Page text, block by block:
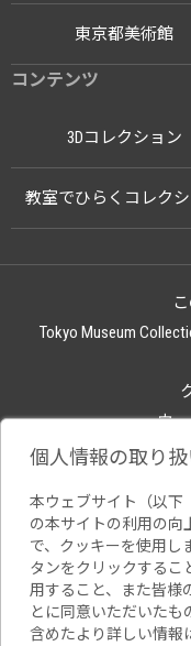
東京都美術館
コンテンツ
3Dコレクション
教室でひらくコレク
Tokyo Museum
ウ
個人情報の取り
本ウェブサイト（以下
の本サイトの利用の向
で、クッキーを使用し
タンをクリックするこ
用すること、また皆様
とに同意いただいたも
含めたより詳しい情報